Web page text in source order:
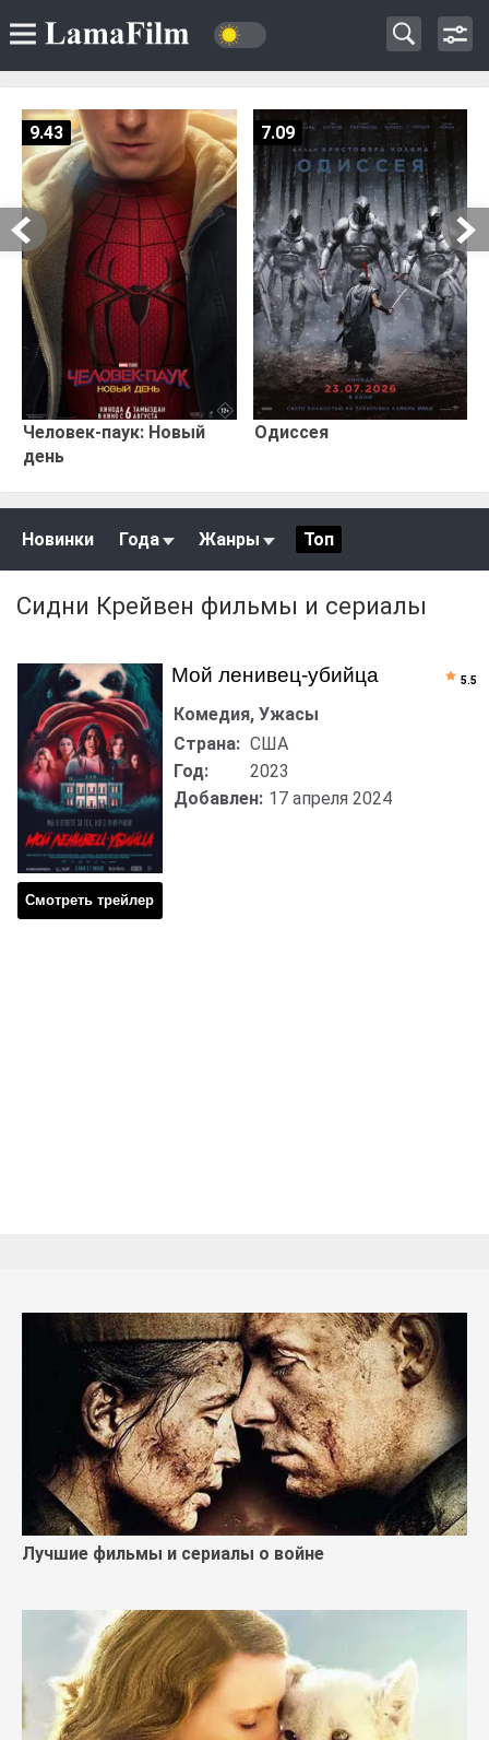
Человек-паук: Новый
день
9.43
Одиссея
7.09
Новинки Года Жанры Топ
Сидни Крейвен фильмы и сериалы
Мой ленивец-убийца
Смотреть трейлер
Комедия, Ужасы
Страна: США
Год:
2023
Добавлен: 17 апреля 2024
5.5
Лучшие фильмы и сериалы о войне